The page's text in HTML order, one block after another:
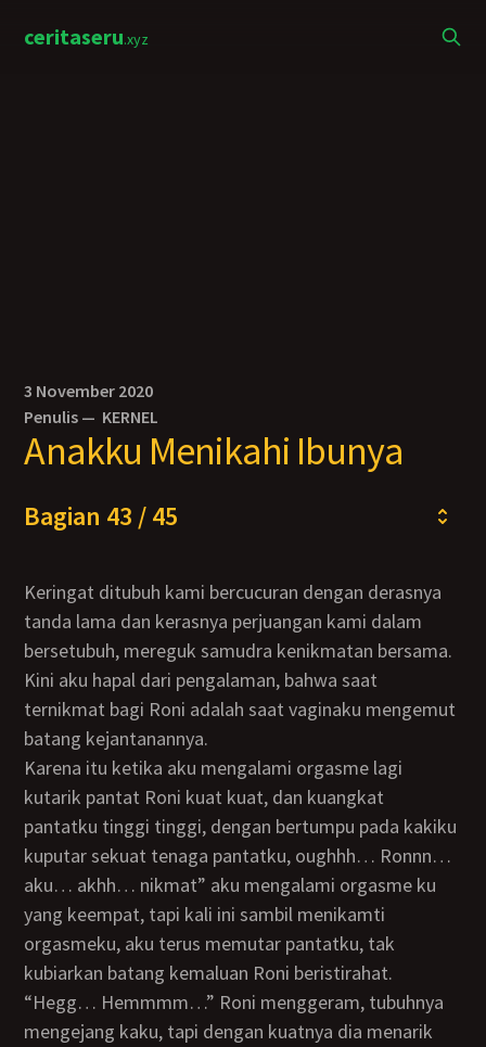
ceritaseru.xyz
3 November 2020
Penulis — KERNEL
Anakku Menikahi Ibunya
Bagian 43 / 45
Keringat ditubuh kami bercucuran dengan derasnya
tanda lama dan kerasnya perjuangan kami dalam
bersetubuh, mereguk samudra kenikmatan bersama.
Kini aku hapal dari pengalaman, bahwa saat
ternikmat bagi Roni adalah saat vaginaku mengemut
batang kejantanannya.
Karena itu ketika aku mengalami orgasme lagi
kutarik pantat Roni kuat kuat, dan kuangkat
pantatku tinggi tinggi, dengan bertumpu pada kakiku
kuputar sekuat tenaga pantatku, oughhh… Ronnn…
aku… akhh… nikmat” aku mengalami orgasme ku
yang keempat, tapi kali ini sambil menikamti
orgasmeku, aku terus memutar pantatku, tak
kubiarkan batang kemaluan Roni beristirahat.
“Hegg… Hemmmm…” Roni menggeram, tubuhnya
mengejang kaku, tapi dengan kuatnya dia menarik